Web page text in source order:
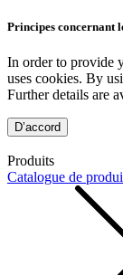
Principes concernant
In order to provide
uses cookies. By
Further details are
D’accord
Produits
Catalogue de